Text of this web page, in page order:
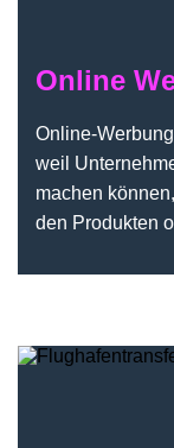
Online
Online-
weil
machen
den Produkten
Flughafentransfer